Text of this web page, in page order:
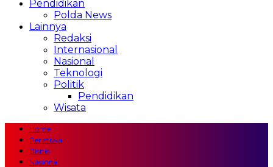
Pendidikan
Polda News
Lainnya
Redaksi
Internasional
Nasional
Teknologi
Politik
Pendidikan
Wisata
Home
Peristiwa
Bisnis
Nasional